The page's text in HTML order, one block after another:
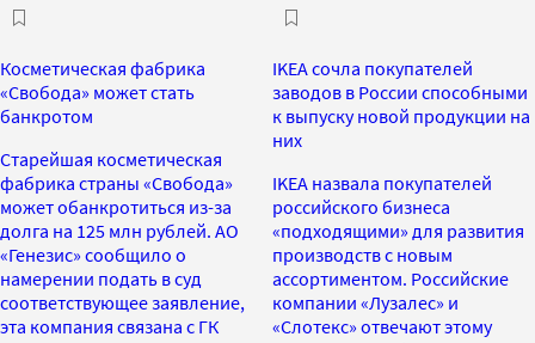
Косметическая фабрика
«Свобода» может стать
банкротом
Старейшая косметическая
фабрика страны «Свобода»
может обанкротиться из-за
долга на 125 млн рублей. АО
«Генезис» сообщило о
намерении подать в суд
соответствующее заявление,
эта компания связана с ГК
IKEA сочла покупателей
заводов в России способными
к выпуску новой продукции на
них
IKEA назвала покупателей
российского бизнеса
«подходящими» для развития
производств с новым
ассортиментом. Российские
компании «Лузалес» и
«Слотекс» отвечают этому